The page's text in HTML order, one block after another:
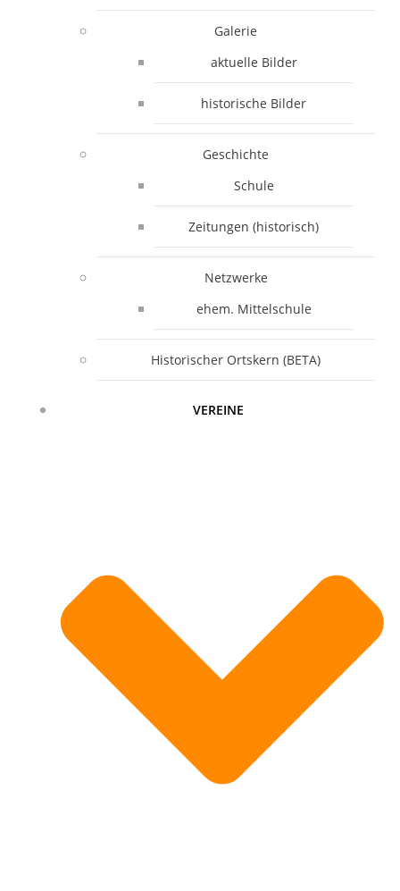
Galerie
aktuelle Bilder
historische Bilder
Geschichte
Schule
Zeitungen (historisch)
Netzwerke
ehem. Mittelschule
Historischer Ortskern (BETA)
VEREINE